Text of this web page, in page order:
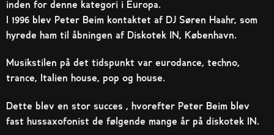
inden for denne kategori i Europa.
I 1996 blev Peter Beim kontaktet af DJ Søren Haahr, som
hyrede ham til åbningen af Diskotek IN, København.
Musikstilen på det tidspunkt var eurodance, techno,
trance, Italien house, pop og house.
Dette blev en stor succes , hvorefter Peter Beim blev
fast hussaxofonist de følgende mange år på diskotek IN.